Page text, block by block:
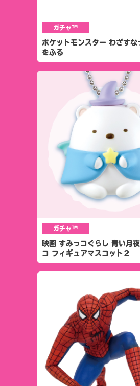
ガチャ™
ポケットモンスター わざすな
をふる
ガチャ™
映画 すみっコぐらし 青い月
コ フィギュアマスコット２